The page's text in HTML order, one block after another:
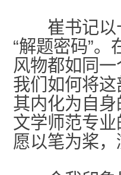
崔书记以十
“解题密码”。
风物都如同
我们如何将这
其内化为自
文学师范专
愿以笔为桨